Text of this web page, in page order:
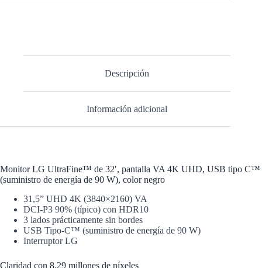
Descripción
Información adicional
Monitor LG UltraFine™ de 32′, pantalla VA 4K UHD, USB tipo C™
(suministro de energía de 90 W), color negro
31,5” UHD 4K (3840×2160) VA
DCI-P3 90% (típico) con HDR10
3 lados prácticamente sin bordes
USB Tipo-C™ (suministro de energía de 90 W)
Interruptor LG
Claridad con 8,29 millones de píxeles